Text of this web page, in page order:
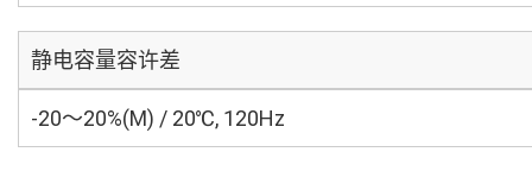
静电容量容许差
-20～20%(M) / 20℃, 120Hz